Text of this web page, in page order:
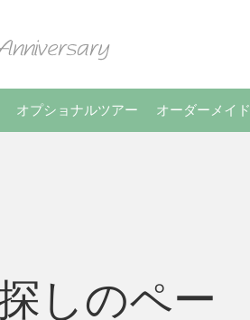
オプショナルツアー オーダーメイド
しのペー